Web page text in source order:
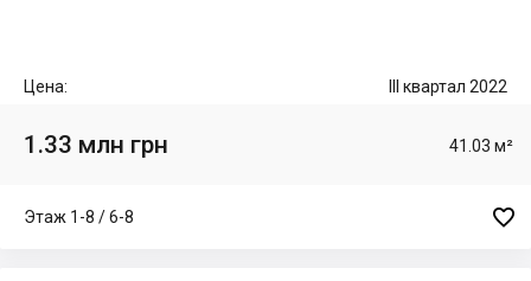
Цена: III квартал 2022
1.33 млн грн 41.03 м²
Этаж 1-8 / 6-8 